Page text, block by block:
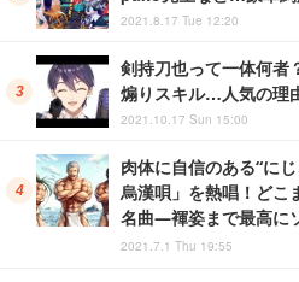
2021.8.17 Tue 12:20
剣持刀也って一体何者
煽りスキル…人気の理
2021.10.17 Sun 15:00
肉体に自信のある“に
烏漢唄」を熱唱！どこ
名曲―褌姿まで最高に
2021.7.1 Thu 19:55